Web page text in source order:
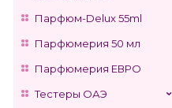
Парфюм-Delux 55ml
Парфюмерия 50 мл
Парфюмерия ЕВРО
Тестеры ОАЭ